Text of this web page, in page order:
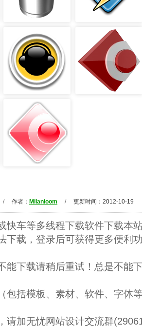
/ 作者： Milanioom / 更新时间：2012-10-19
快车等多线程下载软件下载本
下载，登录后可获得更多便利
能下载请稍后重试！总是不能
包括模板、素材、软件、字体
请加无忧网站设计交流群